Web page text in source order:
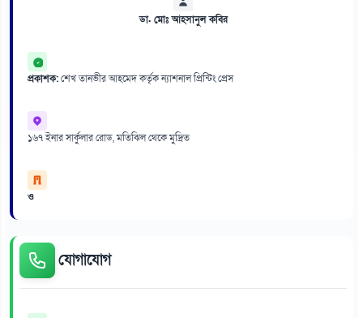
ডা. মোঃ আহসানুল কবির
প্রকাশক:শেখ তানভীর আহমেদ কর্তৃক ন্যাশনাল প্রিন্টিং প্রেস
১৬৭ ইনার সার্কুলার রোড, মতিঝিল থেকে মুদ্রিত
ও
যোগাযোগ